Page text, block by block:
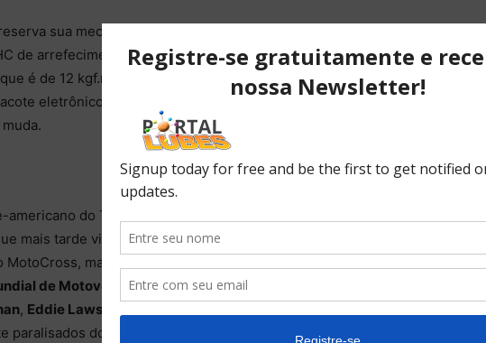
sua mecânica original, ou seja: um motor de
de arrefecimento líquido capaz de gerar até 202 cv de potência a 13
é de 12 kgf.m a 10 800 giros. O peso em ordem de marcha também
eletrônico, que inclui modos de pilotagem, controle de tração e
do Texas, Kevin Schwantz foi campeão mundial em 1993 na
mais tarde viria a evoluir para a MotoGP. Assim como muitos, o piloto
mas acabou desistindo após uma séria queda em 1983.
de Motovelocidadeentre 1986 e 1995 e dividiu a pista com outras
, Eddie Lawson
paralisados do peito para baixo depois de um acidente no Grande